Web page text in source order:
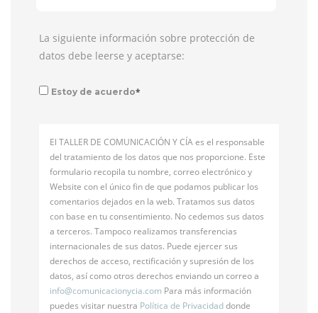
La siguiente información sobre protección de
datos debe leerse y aceptarse:
Estoy de acuerdo*
El TALLER DE COMUNICACIÓN Y CÍA es el responsable
del tratamiento de los datos que nos proporcione. Este
formulario recopila tu nombre, correo electrónico y
Website con el único fin de que podamos publicar los
comentarios dejados en la web. Tratamos sus datos
con base en tu consentimiento. No cedemos sus datos
a terceros. Tampoco realizamos transferencias
internacionales de sus datos. Puede ejercer sus
derechos de acceso, rectificación y supresión de los
datos, así como otros derechos enviando un correo a
info@comunicacionycia.com Para más información
puedes visitar nuestra Política de Privacidaddonde